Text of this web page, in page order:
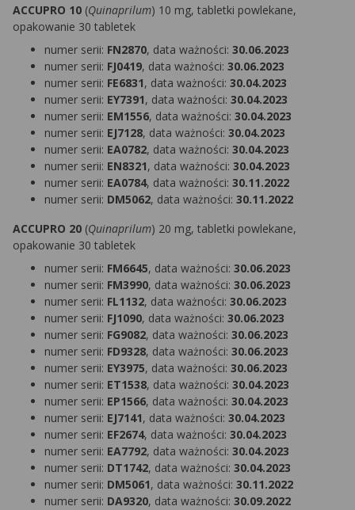
ACCUPRO 10 (Quinaprilum) 10 mg, tabletki powlekane,
opakowanie 30 tabletek
numer serii: FN2870, data ważności: 30.06.2023
numer serii: FJ0419, data ważności: 30.06.2023
numer serii: FE6831, data ważności: 30.04.2023
numer serii: EY7391, data ważności: 30.04.2023
numer serii: EM1556, data ważności: 30.04.2023
numer serii: EJ7128, data ważności: 30.04.2023
numer serii: EA0782, data ważności: 30.04.2023
numer serii: EN8321, data ważności: 30.04.2023
numer serii: EA0784, data ważności: 30.11.2022
numer serii: DM5062, data ważności: 30.11.2022
ACCUPRO 20 (Quinaprilum) 20 mg, tabletki powlekane,
opakowanie 30 tabletek
numer serii: FM6645, data ważności: 30.06.2023
numer serii: FM3990, data ważności: 30.06.2023
numer serii: FL1132, data ważności: 30.06.2023
numer serii: FJ1090, data ważności: 30.06.2023
numer serii: FG9082, data ważności: 30.06.2023
numer serii: FD9328, data ważności: 30.06.2023
numer serii: EY3975, data ważności: 30.06.2023
numer serii: ET1538, data ważności: 30.04.2023
numer serii: EP1566, data ważności: 30.04.2023
numer serii: EJ7141, data ważności: 30.04.2023
numer serii: EF2674, data ważności: 30.04.2023
numer serii: EA7792, data ważności: 30.04.2023
numer serii: DT1742, data ważności: 30.04.2023
numer serii: DM5061, data ważności: 30.11.2022
numer serii: DA9320, data ważności: 30.09.2022